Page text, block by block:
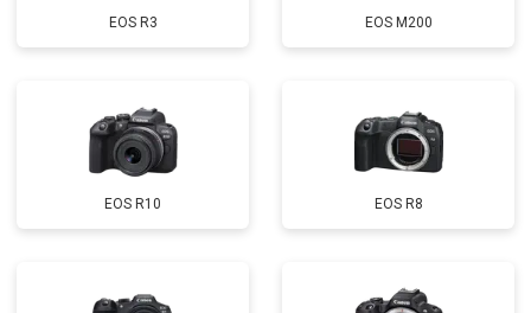
EOS R3 EOS M200
EOS R10 EOS R8